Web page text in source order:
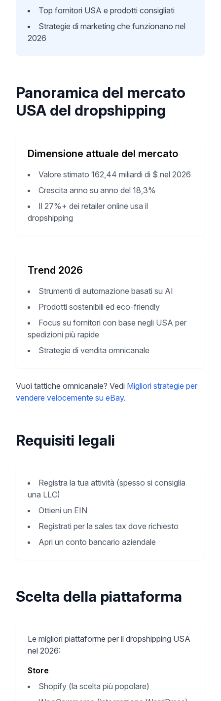
Top fornitori USA e prodotti consigliati
Strategie di marketing che funzionano nel
2026
Panoramica del mercato
USA del dropshipping
Dimensione attuale del mercato
Valore stimato 162,44 miliardi di $ nel 2026
Crescita anno su anno del 18,3%
Il 27%+ dei retailer online usa il
dropshipping
Trend 2026
Strumenti di automazione basati su AI
Prodotti sostenibili ed eco-friendly
Focus su fornitori con base negli USA per
spedizioni più rapide
Strategie di vendita omnicanale
Vuoi tattiche omnicanale? Vedi Migliori strategie per
vendere velocemente su eBay.
Requisiti legali
Registra la tua attività (spesso si consiglia
una LLC)
Ottieni un EIN
Registrati per la sales tax dove richiesto
Apri un conto bancario aziendale
Scelta della piattaforma
Le migliori piattaforme per il dropshipping USA
nel 2026:
Store
Shopify (la scelta più popolare)